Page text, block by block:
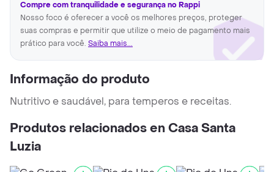
Compre com tranquilidade e segurança no Rappi
Nosso foco é oferecer a você os melhores preços, proteger
suas compras e permitir que utilize o meio de pagamento mais
prático para você. Saiba mais...
Informação do produto
Nutritivo e saudável, para temperos e receitas.
Produtos relacionados en Casa Santa
Luzia